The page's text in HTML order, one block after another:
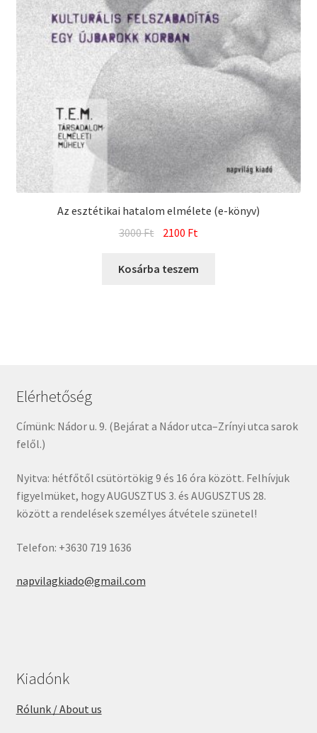
Az esztétikai hatalom elmélete (e-könyv)
3000Ft Original
was:
2100 Ft
is:
Kosárba teszem
Elérhetőség
Címünk: Nádor u. 9. (Bejárat a Nádor utca–Zrínyi utca sarok
felől.)
Nyitva: hétfőtől csütörtökig 9 és 16 óra között. Felhívjuk
figyelmüket, hogy AUGUSZTUS 3. és AUGUSZTUS 28.
között a rendelések személyes átvétele szünetel!
Telefon: +3630 719 1636
napvilagkiado@gmail.com
Kiadónk
Rólunk / About us